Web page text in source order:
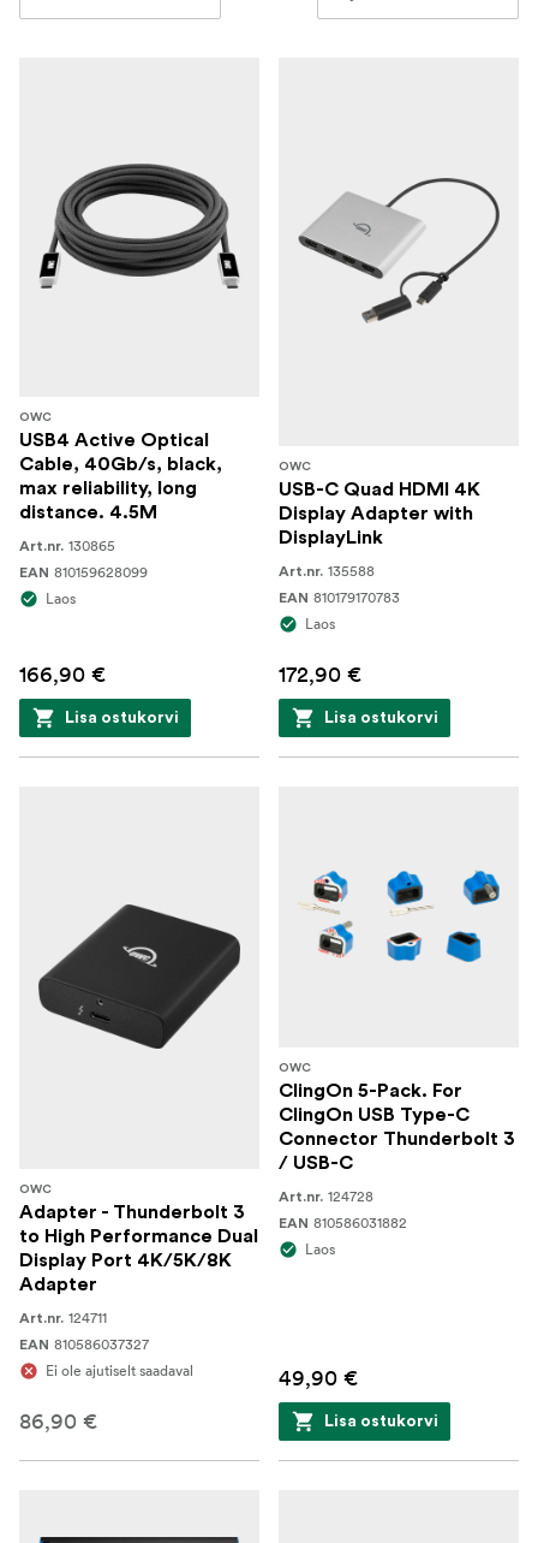
OWC
USB4 Active Optical
Cable, 40Gb/s, black,
max reliability, long
distance. 4.5M
Art.nr. 130865
EAN 810159628099
Laos
166,90 €
Lisa ostukorvi
OWC
USB-C Quad HDMI 4K
Display Adapter with
DisplayLink
Art.nr. 135588
EAN 810179170783
Laos
172,90 €
Lisa ostukorvi
OWC
Adapter - Thunderbolt 3
to High Performance Dual
Display Port 4K/5K/8K
Adapter
Art.nr. 124711
EAN 810586037327
Ei ole ajutiselt saadaval
86,90 €
OWC
ClingOn 5-Pack. For
ClingOn USB Type-C
Connector Thunderbolt 3
/ USB-C
Art.nr. 124728
EAN 810586031882
Laos
49,90 €
Lisa ostukorvi